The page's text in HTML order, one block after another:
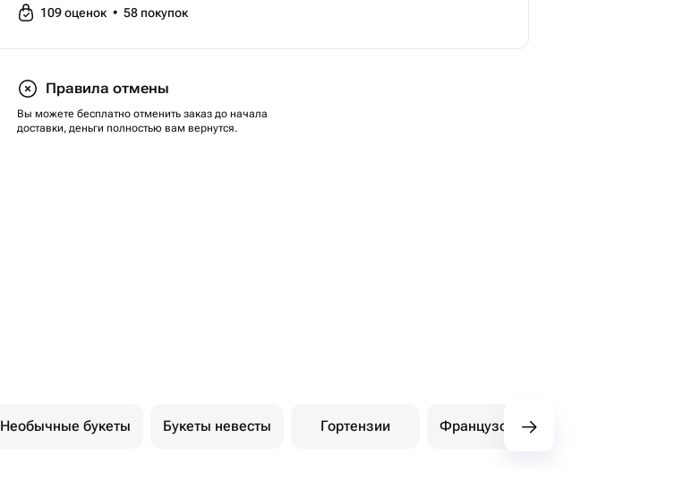
109оценок • 58 покупок
Правила отмены
Вы можете бесплатно отменить заказ до начала
доставки, деньги полностью вам вернутся.
Необычные букеты Букеты невесты Гортензии Французские розы